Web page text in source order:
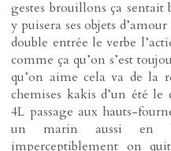
gestes brouillons ça sentait
y puisera ses objets
double entrée le verbe
comme ça qu’on s’est
qu’on aime cela va de la
chemises kakis d’un été
4L passage aux hauts-
un marin aussi en
imperceptiblement on